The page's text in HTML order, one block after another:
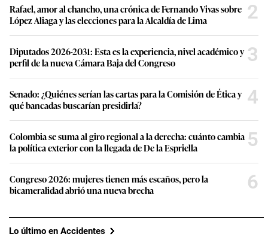
Rafael, amor al chancho, una crónica de Fernando Vivas sobre
López Aliaga y las elecciones para la Alcaldía de Lima
2
Diputados 2026-2031: Esta es la experiencia, nivel académico y
perfil de la nueva Cámara Baja del Congreso
3
Senado: ¿Quiénes serían las cartas para la Comisión de Ética y
qué bancadas buscarían presidirla?
4
Colombia se suma al giro regional a la derecha: cuánto cambia
la política exterior con la llegada de De la Espriella
5
Congreso 2026: mujeres tienen más escaños, pero la
bicameralidad abrió una nueva brecha
6
Lo último en Accidentes